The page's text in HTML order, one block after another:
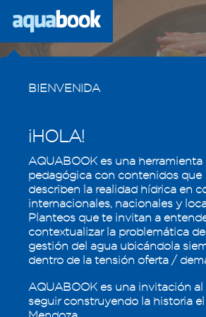
Previous
CAPÍTULO
Usos y calidad del agua, la
mantiene los oasis
4.1 - Usos del agua en Mendoza
4.2 - Calidad del agua
4.2.1 - La química del agua
BIENVENIDA
¡HOLA!
AQUABOOK es una herramienta
pedagógica con contenidos que
describen la realidad hídrica en
internacionales, nacionales y
Planteos que te invitan a
contextualizar la problemática
gestión del agua ubicándola
dentro de la tensión oferta /
AQUABOOK es una invitación al
seguir construyendo la historia